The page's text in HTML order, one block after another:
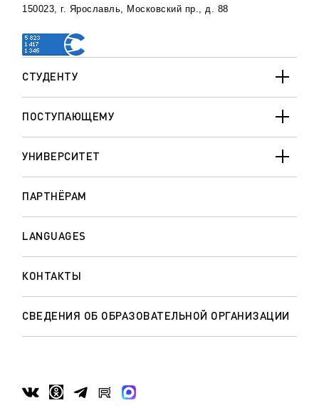
СТУДЕНТУ
ПОСТУПАЮЩЕМУ
УНИВЕРСИТЕТ
ПАРТНЁРАМ
LANGUAGES
КОНТАКТЫ
СВЕДЕНИЯ ОБ ОБРАЗОВАТЕЛЬНОЙ ОРГАНИЗАЦИИ
150023, г. Ярославль, Московский пр., д. 88